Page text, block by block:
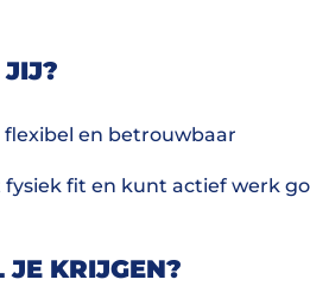
flexibel en betrouwbaar
fysiek fit en kunt actief werk
KRIJGEN?